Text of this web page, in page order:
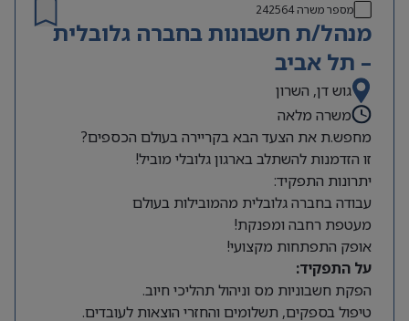
מספר משרה242564
מנהל/ת חשבונות בחברה גלובלית
– תל אביב
גוש דן, השרון
משרה מלאה
מחפש.ת את הצעד הבא בקריירה בעולם הכספים?
זו הזדמנות להשתלב בארגון גלובלי מוביל!
יתרונות התפקיד:
עבודה בחברה גלובלית מהמובילות בעולם
מעטפת רחבה ומפנקת!
אופק התפתחות מקצועי!
על התפקיד:
הפקת חשבוניות מס וניהול תהליכי חיוב.
טיפול בספקים, תשלומים והחזרי הוצאות לעובדים.